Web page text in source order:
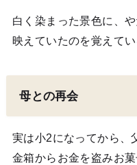
白く染まった景色に、
映えていたのを覚えてい
母との再会
実は小2になってから、
金箱からお金を盗みお